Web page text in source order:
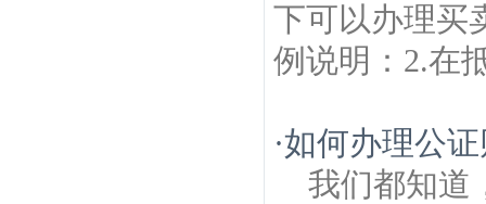
下可以办理买
例说明：2.在
·如何办理公
我们都知道